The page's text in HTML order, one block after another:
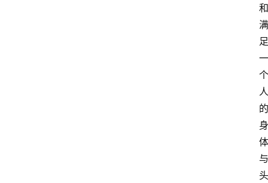
和
满
足
一
个
人
的
身
体
与
头